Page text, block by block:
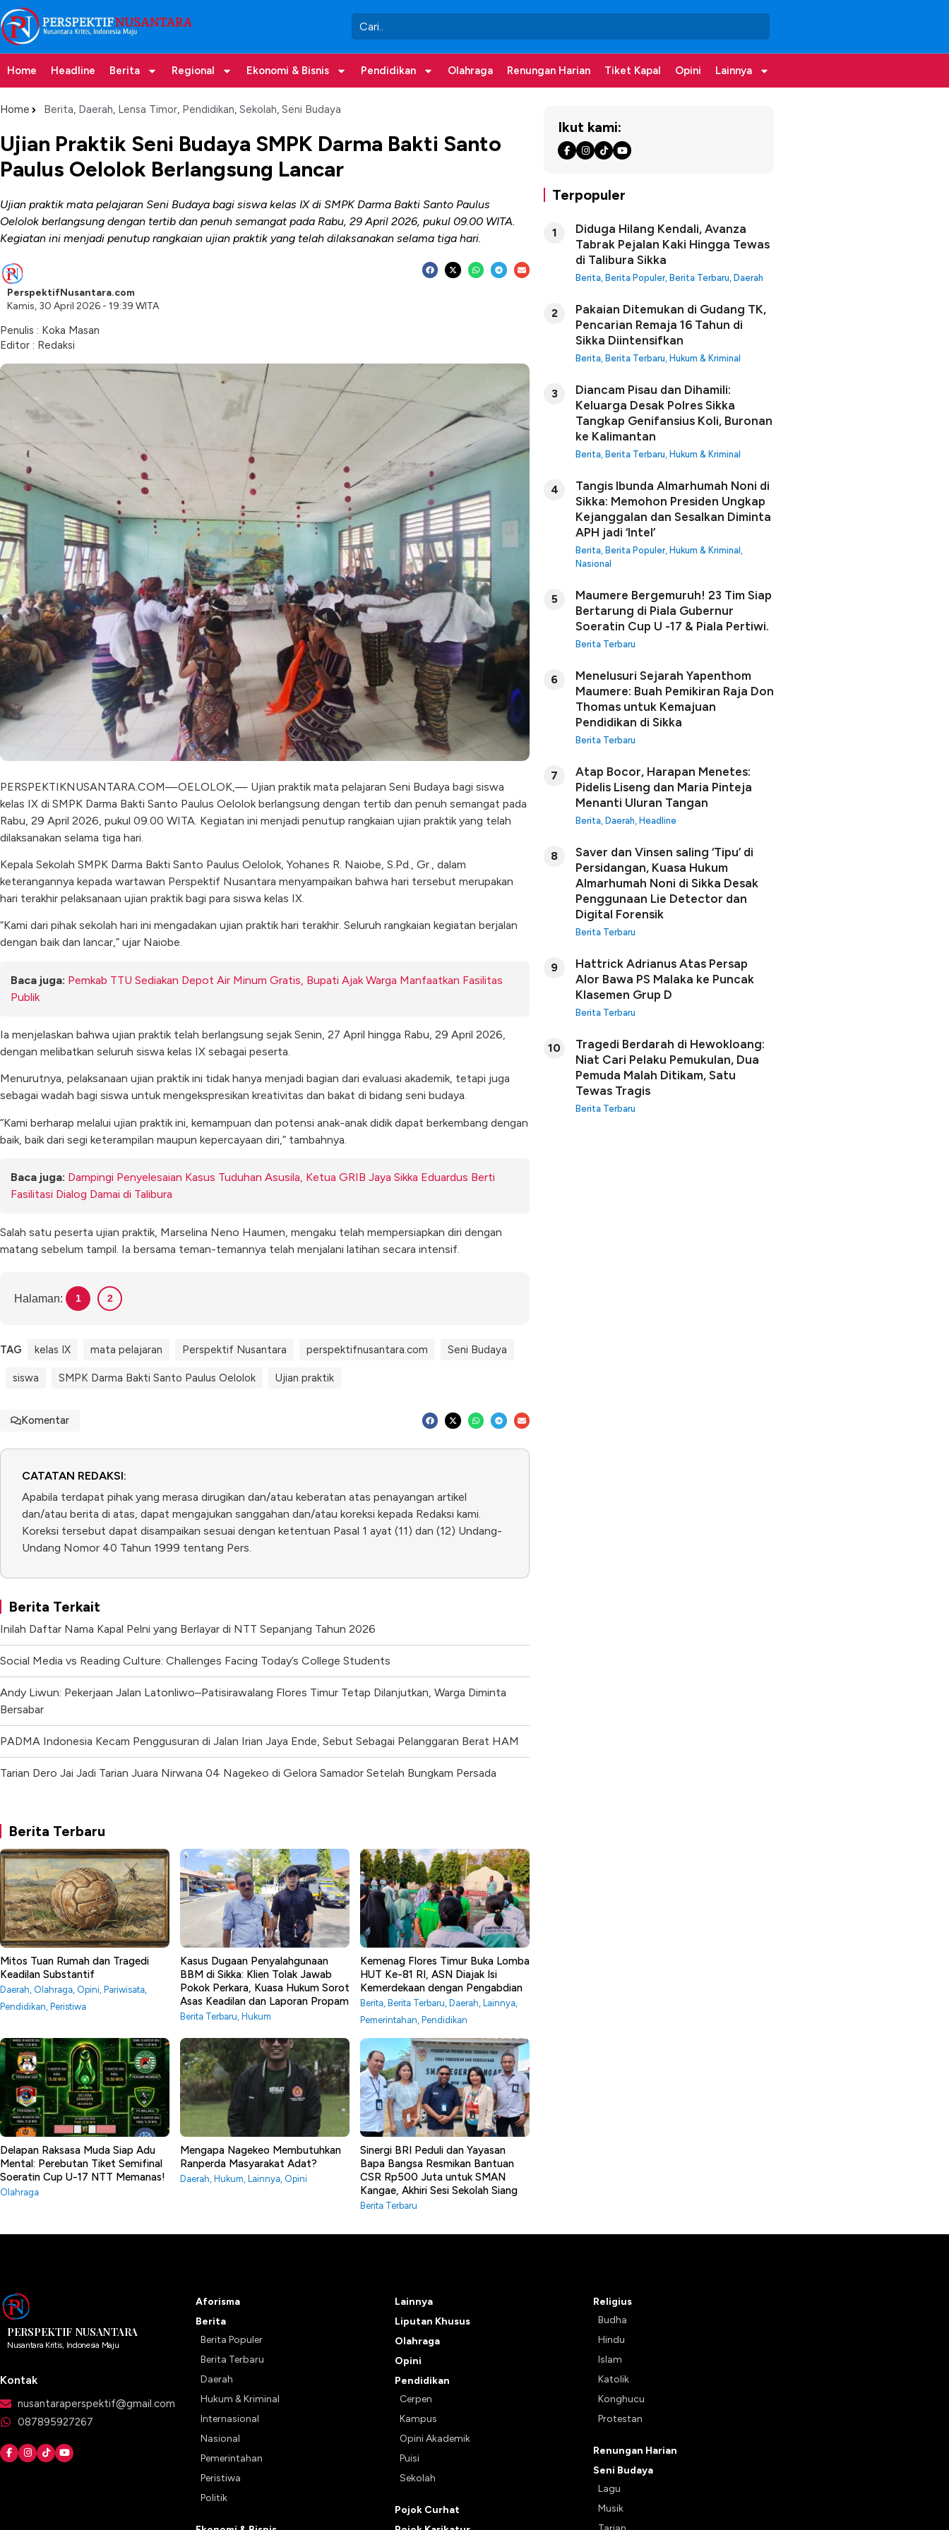
Home Headline Berita Regional Ekonomi & Bisnis Pendidikan Olahraga Renungan Harian Tiket Kapal Opini Lainnya
Home Berita, Daerah, Lensa Timor, Pendidikan, Sekolah, Seni Budaya
Ujian Praktik Seni Budaya SMPK Darma Bakti Santo
Paulus Oelolok Berlangsung Lancar
Ujian praktik mata pelajaran Seni Budaya bagi siswa kelas IX di SMPK Darma Bakti Santo Paulus
Oelolok berlangsung dengan tertib dan penuh semangat pada Rabu, 29 April 2026, pukul 09.00 WITA.
Kegiatan ini menjadi penutup rangkaian ujian praktik yang telah dilaksanakan selama tiga hari.
PerspektifNusantara.com
Kamis, 30 April 2026 - 19:39 WITA
Penulis : Koka Masan
Editor : Redaksi
PERSPEKTIKNUSANTARA.COM—OELOLOK,— Ujian praktik mata pelajaran Seni Budaya bagi siswa
kelas IX di SMPK Darma Bakti Santo Paulus Oelolok berlangsung dengan tertib dan penuh semangat pada
Rabu, 29 April 2026, pukul 09.00 WITA. Kegiatan ini menjadi penutup rangkaian ujian praktik yang telah
dilaksanakan selama tiga hari.
Kepala Sekolah SMPK Darma Bakti Santo Paulus Oelolok, Yohanes R. Naiobe, S.Pd., Gr., dalam
keterangannya kepada wartawan Perspektif Nusantara menyampaikan bahwa hari tersebut merupakan
hari terakhir pelaksanaan ujian praktik bagi para siswa kelas IX.
“Kami dari pihak sekolah hari ini mengadakan ujian praktik hari terakhir. Seluruh rangkaian kegiatan berjalan
dengan baik dan lancar,” ujar Naiobe.
Baca juga: Pemkab TTU Sediakan Depot Air Minum Gratis, Bupati Ajak Warga Manfaatkan Fasilitas
Publik
Ia menjelaskan bahwa ujian praktik telah berlangsung sejak Senin, 27 April hingga Rabu, 29 April 2026,
dengan melibatkan seluruh siswa kelas IX sebagai peserta.
Menurutnya, pelaksanaan ujian praktik ini tidak hanya menjadi bagian dari evaluasi akademik, tetapi juga
sebagai wadah bagi siswa untuk mengekspresikan kreativitas dan bakat di bidang seni budaya.
“Kami berharap melalui ujian praktik ini, kemampuan dan potensi anak-anak didik dapat berkembang dengan
baik, baik dari segi keterampilan maupun kepercayaan diri,” tambahnya.
Baca juga: Dampingi Penyelesaian Kasus Tuduhan Asusila, Ketua GRIB Jaya Sikka Eduardus Berti
Fasilitasi Dialog Damai di Talibura
Salah satu peserta ujian praktik, Marselina Neno Haumen, mengaku telah mempersiapkan diri dengan
matang sebelum tampil. Ia bersama teman-temannya telah menjalani latihan secara intensif.
Halaman: 1 2
TAG kelas IX mata pelajaran Perspektif Nusantara perspektifnusantara.com Seni Budaya
siswa SMPK Darma Bakti Santo Paulus Oelolok Ujian praktik
Komentar
CATATAN REDAKSI:
Apabila terdapat pihak yang merasa dirugikan dan/atau keberatan atas penayangan artikel
dan/atau berita di atas, dapat mengajukan sanggahan dan/atau koreksi kepada Redaksi kami.
Koreksi tersebut dapat disampaikan sesuai dengan ketentuan Pasal 1 ayat (11) dan (12) Undang-
Undang Nomor 40 Tahun 1999 tentang Pers.
Berita Terkait
Inilah Daftar Nama Kapal Pelni yang Berlayar di NTT Sepanjang Tahun 2026
Social Media vs Reading Culture: Challenges Facing Today’s College Students
Andy Liwun: Pekerjaan Jalan Latonliwo–Patisirawalang Flores Timur Tetap Dilanjutkan, Warga Diminta
Bersabar
PADMA Indonesia Kecam Penggusuran di Jalan Irian Jaya Ende, Sebut Sebagai Pelanggaran Berat HAM
Tarian Dero Jai Jadi Tarian Juara Nirwana 04 Nagekeo di Gelora Samador Setelah Bungkam Persada
Berita Terbaru
Mitos Tuan Rumah dan Tragedi
Keadilan Substantif
Daerah Olahraga Opini Pariwisata
Pendidikan Peristiwa
Kasus Dugaan Penyalahgunaan
BBM di Sikka: Klien Tolak Jawab
Pokok Perkara, Kuasa Hukum Sorot
Asas Keadilan dan Laporan Propam
Berita Terbaru Hukum
Kemenag Flores Timur Buka Lomba
HUT Ke-81 RI, ASN Diajak Isi
Kemerdekaan dengan Pengabdian
Berita Berita Terbaru Daerah Lainnya
Pemerintahan Pendidikan
Delapan Raksasa Muda Siap Adu
Mental: Perebutan Tiket Semifinal
Soeratin Cup U-17 NTT Memanas!
Olahraga
Mengapa Nagekeo Membutuhkan
Ranperda Masyarakat Adat?
Daerah Hukum Lainnya Opini
Sinergi BRI Peduli dan Yayasan
Bapa Bangsa Resmikan Bantuan
CSR Rp500 Juta untuk SMAN
Kangae, Akhiri Sesi Sekolah Siang
Berita Terbaru
Ikut kami:
Terpopuler
1
Diduga Hilang Kendali, Avanza
Tabrak Pejalan Kaki Hingga Tewas
di Talibura Sikka
Berita, Berita Populer, Berita Terbaru, Daerah
2
Pakaian Ditemukan di Gudang TK,
Pencarian Remaja 16 Tahun di
Sikka Diintensifkan
Berita, Berita Terbaru, Hukum & Kriminal
3
Diancam Pisau dan Dihamili:
Keluarga Desak Polres Sikka
Tangkap Genifansius Koli, Buronan
ke Kalimantan
Berita, Berita Terbaru, Hukum & Kriminal
4
Tangis Ibunda Almarhumah Noni di
Sikka: Memohon Presiden Ungkap
Kejanggalan dan Sesalkan Diminta
APH jadi ‘Intel’
Berita, Berita Populer, Hukum & Kriminal ,
Nasional
5
Maumere Bergemuruh! 23 Tim Siap
Bertarung di Piala Gubernur
Soeratin Cup U -17 & Piala Pertiwi.
Berita Terbaru
6
Menelusuri Sejarah Yapenthom
Maumere: Buah Pemikiran Raja Don
Thomas untuk Kemajuan
Pendidikan di Sikka
Berita Terbaru
7
Atap Bocor, Harapan Menetes:
Pidelis Liseng dan Maria Pinteja
Menanti Uluran Tangan
Berita, Daerah, Headline
8
Saver dan Vinsen saling ‘Tipu’ di
Persidangan, Kuasa Hukum
Almarhumah Noni di Sikka Desak
Penggunaan Lie Detector dan
Digital Forensik
Berita Terbaru
9
Hattrick Adrianus Atas Persap
Alor Bawa PS Malaka ke Puncak
Klasemen Grup D
Berita Terbaru
10
Tragedi Berdarah di Hewokloang:
Niat Cari Pelaku Pemukulan, Dua
Pemuda Malah Ditikam, Satu
Tewas Tragis
Berita Terbaru
PERSPEKTIF NUSANTARA
Nusantara Kritis, Indonesia Maju
Kontak
nusantaraperspektif@gmail.com
087895927267
Aforisma
Berita
Berita Populer
Berita Terbaru
Daerah
Hukum & Kriminal
Internasional
Nasional
Pemerintahan
Peristiwa
Politik
Lainnya
Liputan Khusus
Olahraga
Opini
Pendidikan
Cerpen
Kampus
Opini Akademik
Puisi
Sekolah
Pojok Curhat
Religius
Budha
Hindu
Islam
Katolik
Konghucu
Protestan
Renungan Harian
Seni Budaya
Lagu
Musik